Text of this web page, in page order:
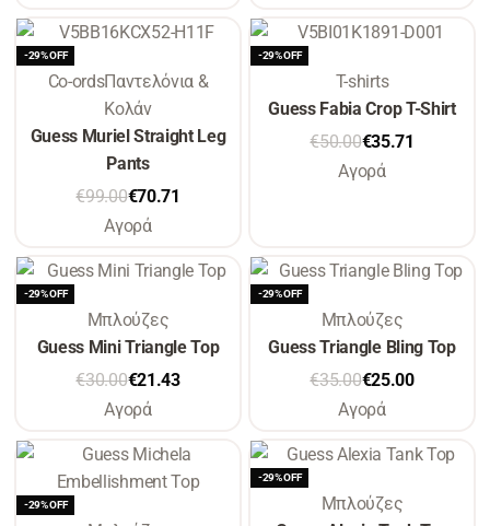
-29% OFF
Co-ordsΠαντελόνια &
Κολάν
Guess Muriel Straight Leg
Pants
€99.00€70.71
Αγορά
-29% OFF
T-shirts
Guess Fabia Crop T-Shirt
€50.00€35.71
Αγορά
-29% OFF
Μπλούζες
Guess Mini Triangle Top
€30.00€21.43
Αγορά
-29% OFF
Μπλούζες
Guess Triangle Bling Top
€35.00€25.00
Αγορά
-29% OFF
-29% OFF
Μπλούζες